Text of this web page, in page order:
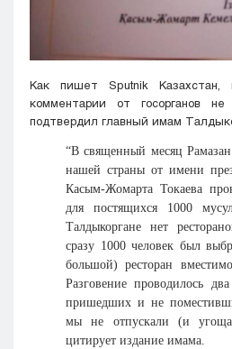
Как пишет Sputnik Казахстан,
комментарии от госорганов
подтвердил главный имам
“В священный месяц
нашей страны от имени
Касым-Жомарта Токаева
для постящихся 1000
Талдыкоргане нет
сразу 1000 человек был
большой) ресторан
Разговение проводилось
пришедших и не
мы не отпускали (и
цитирует издание имама.